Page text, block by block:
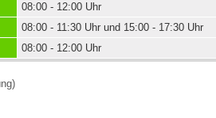
08:00 - 12:00 Uhr
08:00 - 11:30 Uhr und 15:00 - 17:30 Uhr
08:00 - 12:00 Uhr